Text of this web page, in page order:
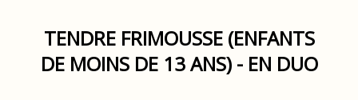
TENDRE FRIMOUSSE (ENFANTS
DE MOINS DE 13 ANS) - EN DUO